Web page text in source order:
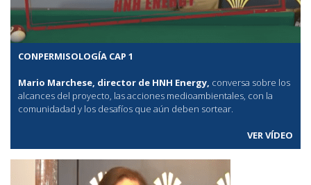
CONPERMISOLOGÍA CAP 1
Mario Marchese, director de HNH Energy, conversa sobre los
alcances del proyecto, las acciones medioambientales, con la
comunidadad y los desafíos que aún deben sortear.
VER VÍDEO